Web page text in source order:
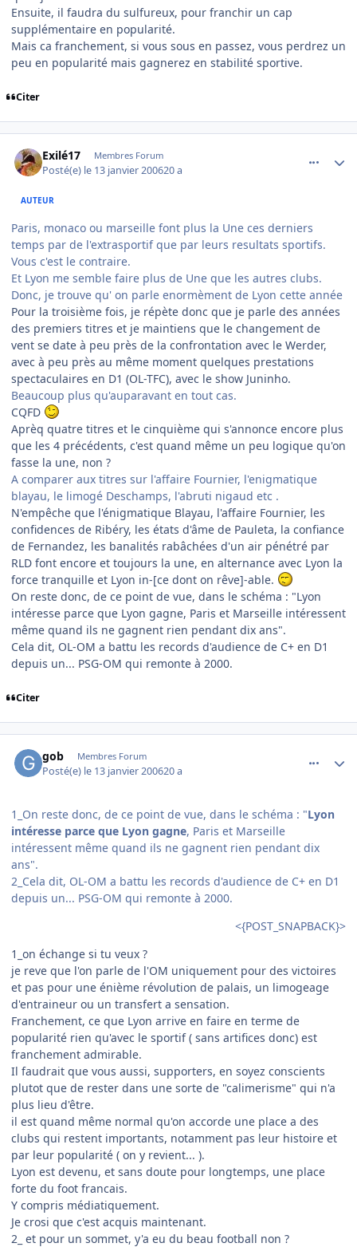
Ensuite, il faudra du sulfureux, pour franchir un cap
supplémentaire en popularité.
Mais ca franchement, si vous sous en passez, vous perdrez un
peu en popularité mais gagnerez en stabilité sportive.
Citer
Exilé17 Membres Forum
Posté(e) le 13 janvier 200620 a
AUTEUR
Paris, monaco ou marseille font plus la Une ces derniers
temps par de l'extrasportif que par leurs resultats sportifs.
Vous c'est le contraire.
Et Lyon me semble faire plus de Une que les autres clubs.
Donc, je trouve qu' on parle enormèment de Lyon cette année
Pour la troisième fois, je répète donc que je parle des années
des premiers titres et je maintiens que le changement de
vent se date à peu près de la confrontation avec le Werder,
avec à peu près au même moment quelques prestations
spectaculaires en D1 (OL-TFC), avec le show Juninho.
Beaucoup plus qu'auparavant en tout cas.
CQFD
Aprèq quatre titres et le cinquième qui s'annonce encore plus
que les 4 précédents, c'est quand même un peu logique qu'on
fasse la une, non ?
A comparer aux titres sur l'affaire Fournier, l'enigmatique
blayau, le limogé Deschamps, l'abruti nigaud etc .
N'empêche que l'énigmatique Blayau, l'affaire Fournier, les
confidences de Ribéry, les états d'âme de Pauleta, la confiance
de Fernandez, les banalités rabâchées d'un air pénétré par
RLD font encore et toujours la une, en alternance avec Lyon la
force tranquille et Lyon in-[ce dont on rêve]-able.
On reste donc, de ce point de vue, dans le schéma : "Lyon
intéresse parce que Lyon gagne, Paris et Marseille intéressent
même quand ils ne gagnent rien pendant dix ans".
Cela dit, OL-OM a battu les records d'audience de C+ en D1
depuis un... PSG-OM qui remonte à 2000.
Citer
gob Membres Forum
Posté(e) le 13 janvier 200620 a
1_On reste donc, de ce point de vue, dans le schéma : "Lyon
intéresse parce que Lyon gagne, Paris et Marseille
intéressent même quand ils ne gagnent rien pendant dix
ans".
2_Cela dit, OL-OM a battu les records d'audience de C+ en D1
depuis un... PSG-OM qui remonte à 2000.
<{POST_SNAPBACK}>
1_on échange si tu veux ?
je reve que l'on parle de l'OM uniquement pour des victoires
et pas pour une énième révolution de palais, un limogeage
d'entraineur ou un transfert a sensation.
Franchement, ce que Lyon arrive en faire en terme de
popularité rien qu'avec le sportif ( sans artifices donc) est
franchement admirable.
Il faudrait que vous aussi, supporters, en soyez conscients
plutot que de rester dans une sorte de "calimerisme" qui n'a
plus lieu d'être.
il est quand même normal qu'on accorde une place a des
clubs qui restent importants, notamment pas leur histoire et
par leur popularité ( on y revient... ).
Lyon est devenu, et sans doute pour longtemps, une place
forte du foot francais.
Y compris médiatiquement.
Je crosi que c'est acquis maintenant.
2_ et pour un sommet, y'a eu du beau football non ?